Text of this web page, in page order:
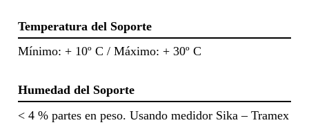
Temperatura del Soporte
Mínimo: + 10º C / Máximo: + 30º C
Humedad del Soporte
< 4 % partes en peso. Usando medidor Sika – Tramex